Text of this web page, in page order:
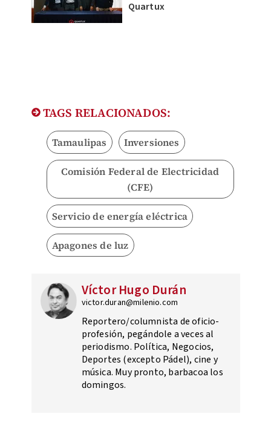
Quartux
TAGS RELACIONADOS:
Tamaulipas Inversiones
Comisión Federal de Electricidad
(CFE)
Servicio de energía eléctrica
Apagones de luz
Víctor Hugo Durán
victor.duran@milenio.com
Reportero/columnista de oficio-
profesión, pegándole a veces al
periodismo. Política, Negocios,
Deportes (excepto Pádel), cine y
música. Muy pronto, barbacoa los
domingos.